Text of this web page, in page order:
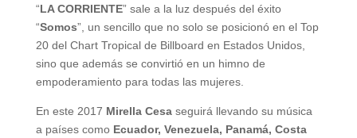
“LA CORRIENTE” sale a la luz después del éxito
“Somos”, un sencillo que no solo se posicionó en el Top
20 del Chart Tropical de Billboard en Estados Unidos,
sino que además se convirtió en un himno de
empoderamiento para todas las mujeres.
En este 2017 Mirella Cesaseguirá llevando su música
a países como Ecuador, Venezuela, Panamá, Costa